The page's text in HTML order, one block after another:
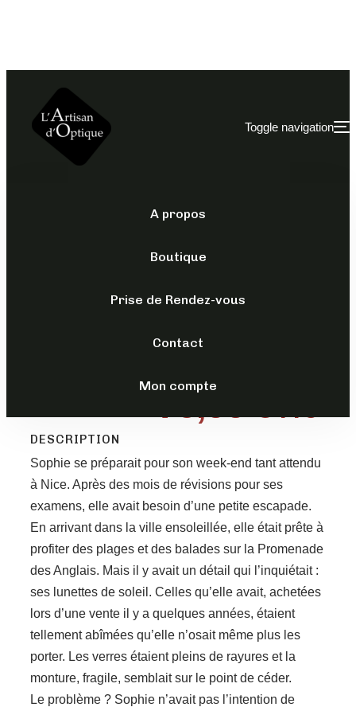
Toggle navigation
A propos
Boutique
Prise de Rendez-vous
Contact
Mon compte
ELLE/ SOLAIRES
OPAP055 ECAILLE
(COPIE)
79,00€ TTC
DESCRIPTION
Sophie se préparait pour son week-end tant attendu
à Nice. Après des mois de révisions pour ses
examens, elle avait besoin d’une petite escapade.
En arrivant dans la ville ensoleillée, elle était prête à
profiter des plages et des balades sur la Promenade
des Anglais. Mais il y avait un détail qui l’inquiétait :
ses lunettes de soleil. Celles qu’elle avait, achetées
lors d’une vente il y a quelques années, étaient
tellement abîmées qu’elle n’osait même plus les
porter. Les verres étaient pleins de rayures et la
monture, fragile, semblait sur le point de céder.
Le problème ? Sophie n’avait pas l’intention de